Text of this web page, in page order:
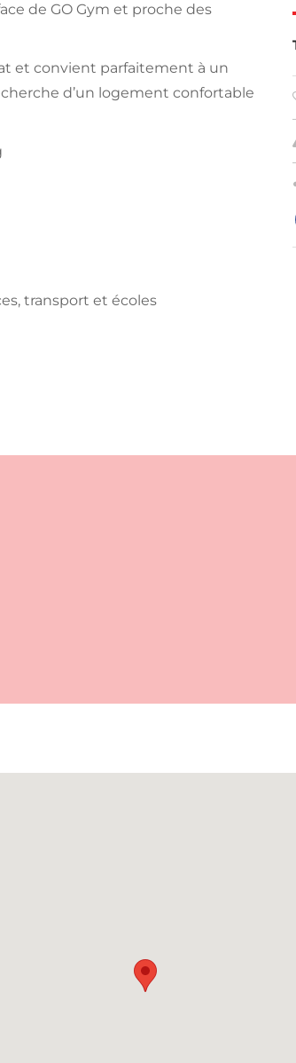
de GO Gym et proche des
et convient parfaitement à un
d’un logement confortable
transport et écoles